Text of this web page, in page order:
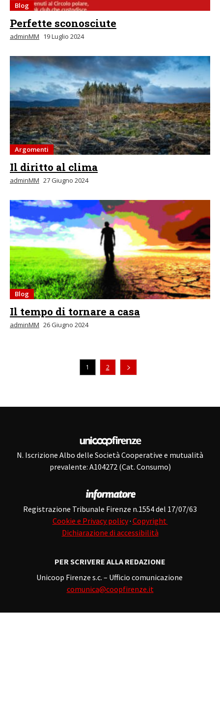
Blog
Perfette sconosciute
adminMM 19 Luglio 2024
Argomenti
Il diritto al clima
adminMM 27 Giugno 2024
Blog
Il tempo di tornare a casa
adminMM 26 Giugno 2024
1 2
N. Iscrizione Albo delle Società Cooperative e mutualità
prevalente: A104272 (Cat. Consumo)
Registrazione Tribunale Firenze n.1554 del 17/07/63
Cookie e Privacy policy· Copyright
Dichiarazione di accessibilità
PER SCRIVERE ALLA REDAZIONE
Unicoop Firenze s.c. – Ufficio comunicazione
comunica@coopfirenze.it